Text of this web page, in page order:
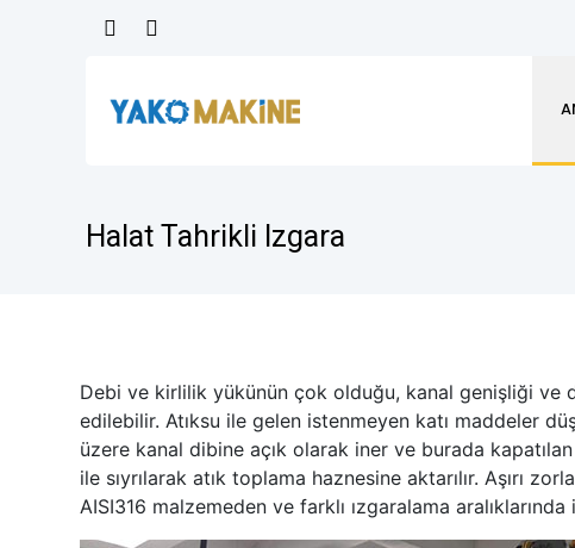
Halat Tahrikli Izgara
Debi ve kirlilik yükünün çok olduğu, kanal genişliği ve
edilebilir. Atıksu ile gelen istenmeyen katı maddeler
üzere kanal dibine açık olarak iner ve burada kapatılan
ile sıyrılarak atık toplama haznesine aktarılır. Aşırı
AISI316 malzemeden ve farklı ızgaralama